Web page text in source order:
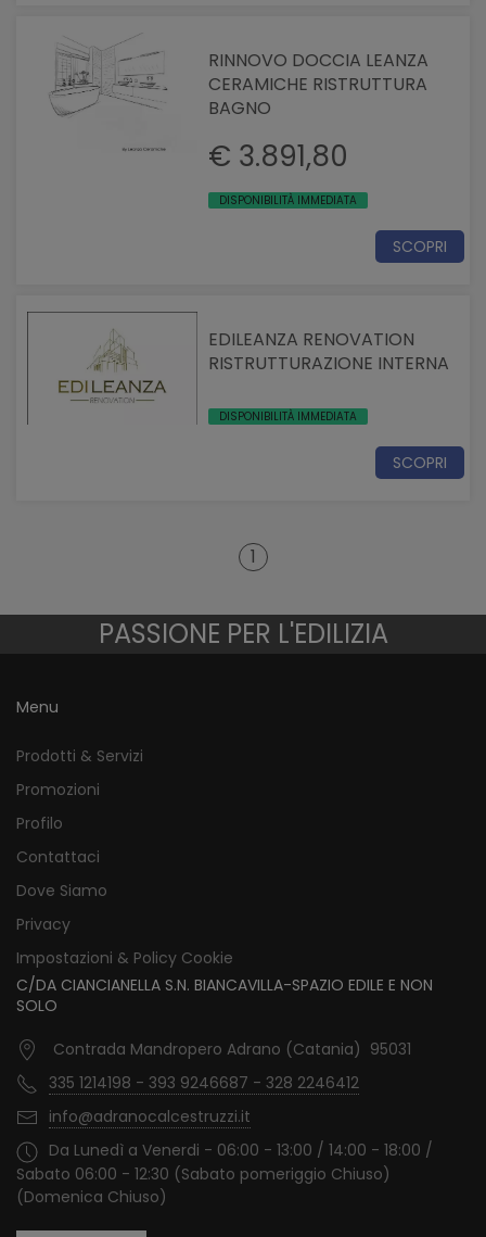
RINNOVO DOCCIA LEANZA
CERAMICHE RISTRUTTURA
BAGNO
€ 3.891,80
DISPONIBILITÀ IMMEDIATA
SCOPRI
EDILEANZA RENOVATION
RISTRUTTURAZIONE INTERNA
DISPONIBILITÀ IMMEDIATA
SCOPRI
1
PASSIONE PER L'EDILIZIA
Menu
Prodotti & Servizi
Promozioni
Profilo
Contattaci
Dove Siamo
Privacy
Impostazioni & Policy Cookie
C/DA CIANCIANELLA S.N. BIANCAVILLA-SPAZIO EDILE E NON
SOLO
Contrada Mandropero Adrano (Catania) 95031
335 1214198 - 393 9246687 - 328 2246412
info@adranocalcestruzzi.it
Da Lunedì a Venerdi - 06:00 - 13:00 / 14:00 - 18:00 /
Sabato 06:00 - 12:30 (Sabato pomeriggio Chiuso)
(Domenica Chiuso)